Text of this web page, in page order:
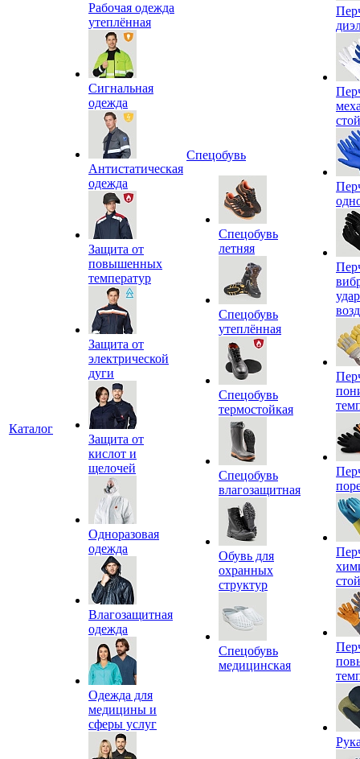
Каталог
Рабочая одежда
утеплённая
Сигнальная
одежда
Антистатическая
одежда
Защита от
повышенных
температур
Защита от
электрической
дуги
Защита от
кислот и
щелочей
Одноразовая
одежда
Влагозащитная
одежда
Одежда для
медицины и
сферы услуг
Спецобувь
Спецобувь
летняя
Спецобувь
утеплённая
Спецобувь
термостойкая
Спецобувь
влагозащитная
Обувь для
охранных
структур
Спецобувь
медицинская